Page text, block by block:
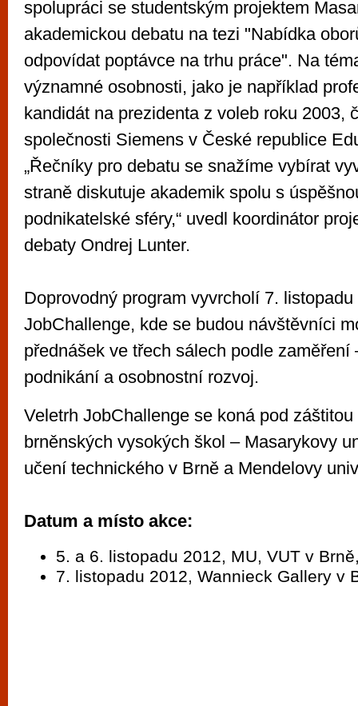
spolupráci se studentským projektem
akademickou debatu na tezi "Nabídka
odpovídat poptávce na trhu práce". Na
významné osobnosti, jako je například
kandidát na prezidenta z voleb roku 2003,
společnosti Siemens v České republice
„Řečníky pro debatu se snažíme vybírat
straně diskutuje akademik spolu s
podnikatelské sféry,“ uvedl koordinátor
debaty Ondrej Lunter.
Doprovodný program vyvrcholí 7.
JobChallenge, kde se budou návštěvníci
přednášek ve třech sálech podle zaměření
podnikání a osobnostní rozvoj.
Veletrh JobChallenge se koná pod
brněnských vysokých škol – Masarykovy
učení technického v Brně a Mendelovy
Datum a místo akce:
5. a 6. listopadu 2012, MU, VUT v
7. listopadu 2012, Wannieck Gallery v